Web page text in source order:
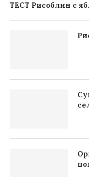
ТЕСТ Рисоблин с